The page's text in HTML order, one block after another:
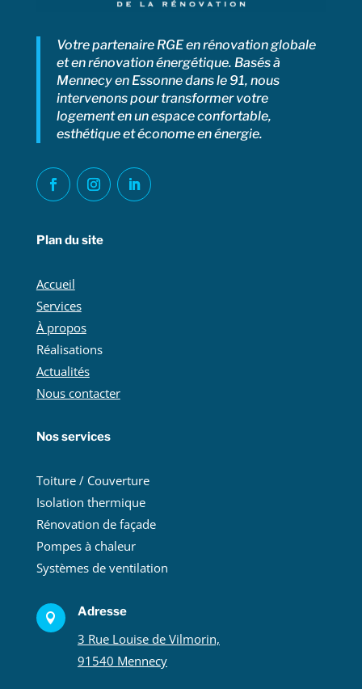
Votre partenaire RGE en rénovation globale
et en rénovation énergétique. Basés à
Mennecy en Essonne dans le 91, nous
intervenons pour transformer votre
logement en un espace confortable,
esthétique et économe en énergie.
Plan du site
Accueil
Services
À propos
Réalisations
Actualités
Nous contacter
Nos services
Toiture / Couverture
Isolation thermique
Rénovation de façade
Pompes à chaleur
Systèmes de ventilation
 Adresse
3 Rue Louise de Vilmorin,
91540 Mennecy